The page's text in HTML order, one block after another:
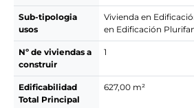
Sub-tipologia
usos
Vivienda en
en Edificación
Nº de viviendas a
construir
1
Edificabilidad
Total Principal
627,00 m²